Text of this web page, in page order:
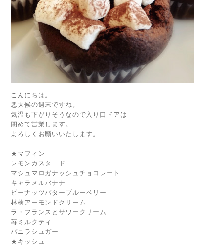
こんにちは。
悪天候の週末ですね。
気温も下がりそうなので入り口ドアは
閉めて営業します。
よろしくお願いいたします。
★マフィン
レモンカスタード
マシュマロガナッシュチョコレート
キャラメルバナナ
ピーナッツバターブルーベリー
林檎アーモンドクリーム
ラ・フランスとサワークリーム
苺ミルクティ
バニラシュガー
★キッシュ